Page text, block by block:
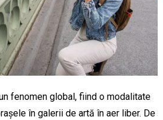
fenomen global, fiind o modalitate
în galerii de artă în aer liber. De